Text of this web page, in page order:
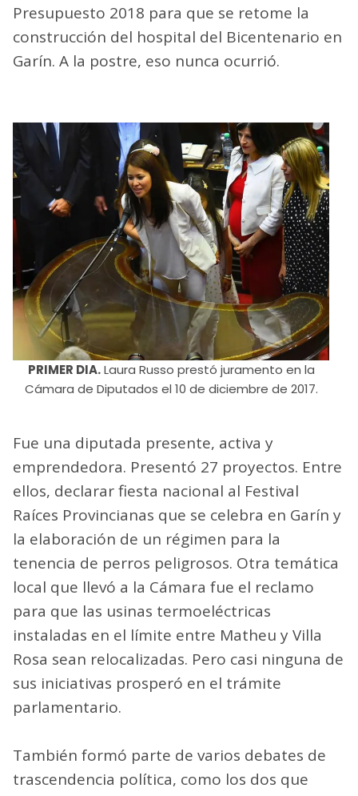
Presupuesto 2018 para que se retome la
construcción del hospital del Bicentenario en
Garín. A la postre, eso nunca ocurrió.
PRIMER DIA.Laura Russo prestó juramento en la
Cámara de Diputados el 10 de diciembre de 2017.
Fue una diputada presente, activa y
emprendedora. Presentó 27 proyectos. Entre
ellos, declarar fiesta nacional al Festival
Raíces Provincianas que se celebra en Garín y
la elaboración de un régimen para la
tenencia de perros peligrosos. Otra temática
local que llevó a la Cámara fue el reclamo
para que las usinas termoeléctricas
instaladas en el límite entre Matheu y Villa
Rosa sean relocalizadas. Pero casi ninguna de
sus iniciativas prosperó en el trámite
parlamentario.
También formó parte de varios debates de
trascendencia política, como los dos que